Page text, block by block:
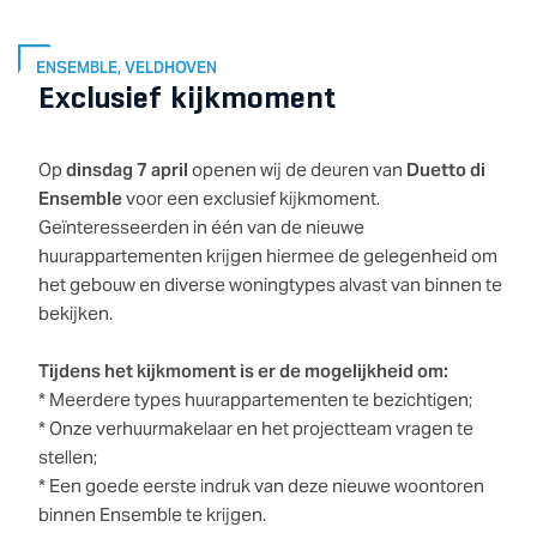
ENSEMBLE, VELDHOVEN
Exclusief kijkmoment
Opdinsdag 7 aprilopenen wij de deuren vanDuetto di
Ensemblevoor een exclusief kijkmoment.
Geïnteresseerden in één van de nieuwe
huurappartementen krijgen hiermee de gelegenheid om
het gebouw en diverse woningtypes alvast van binnen te
bekijken.
Tijdens het kijkmoment is er de mogelijkheid om:
* Meerdere types huurappartementen te bezichtigen;
* Onze verhuurmakelaar en het projectteam vragen te
stellen;
* Een goede eerste indruk van deze nieuwe woontoren
binnen Ensemble te krijgen.